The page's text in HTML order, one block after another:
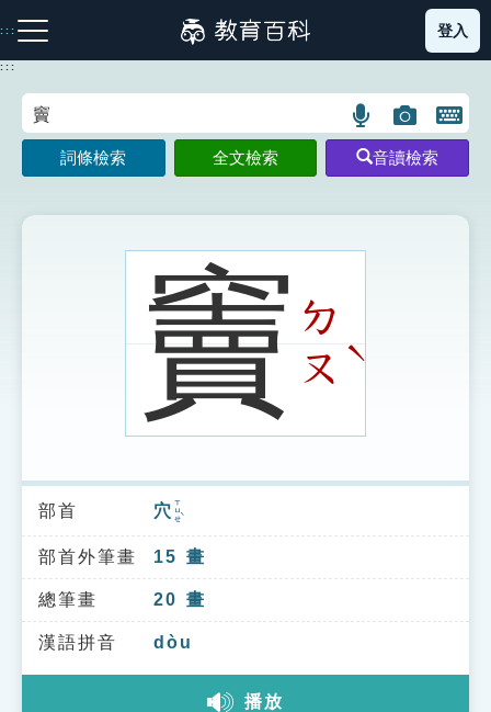
到
主
:::
注音索引圖示 筆畫索引圖示 部首索引表圖示
索引選單
知識索引
單字索引
生命大百科索引
登入
:::
語
言
搜
示
圖
片
搜
開
鍵
圖
詞條檢索 全文檢索 音讀檢索
竇ㄉ
ㄡˋ
部首 穴 ㄒㄩㄝˋ
部首外筆畫 15 畫
總筆畫 20 畫
漢語拼音 dòu
播放